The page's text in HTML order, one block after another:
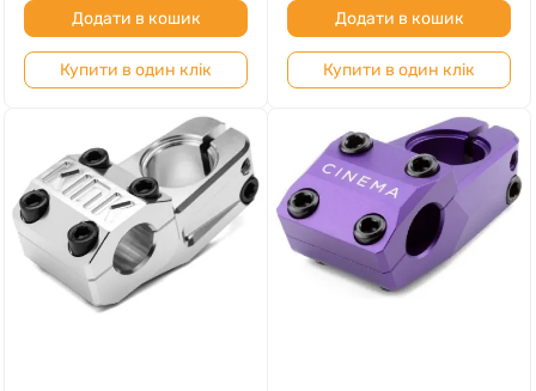
Додати в кошик
Купити в один клік
Додати в кошик
Купити в один клік